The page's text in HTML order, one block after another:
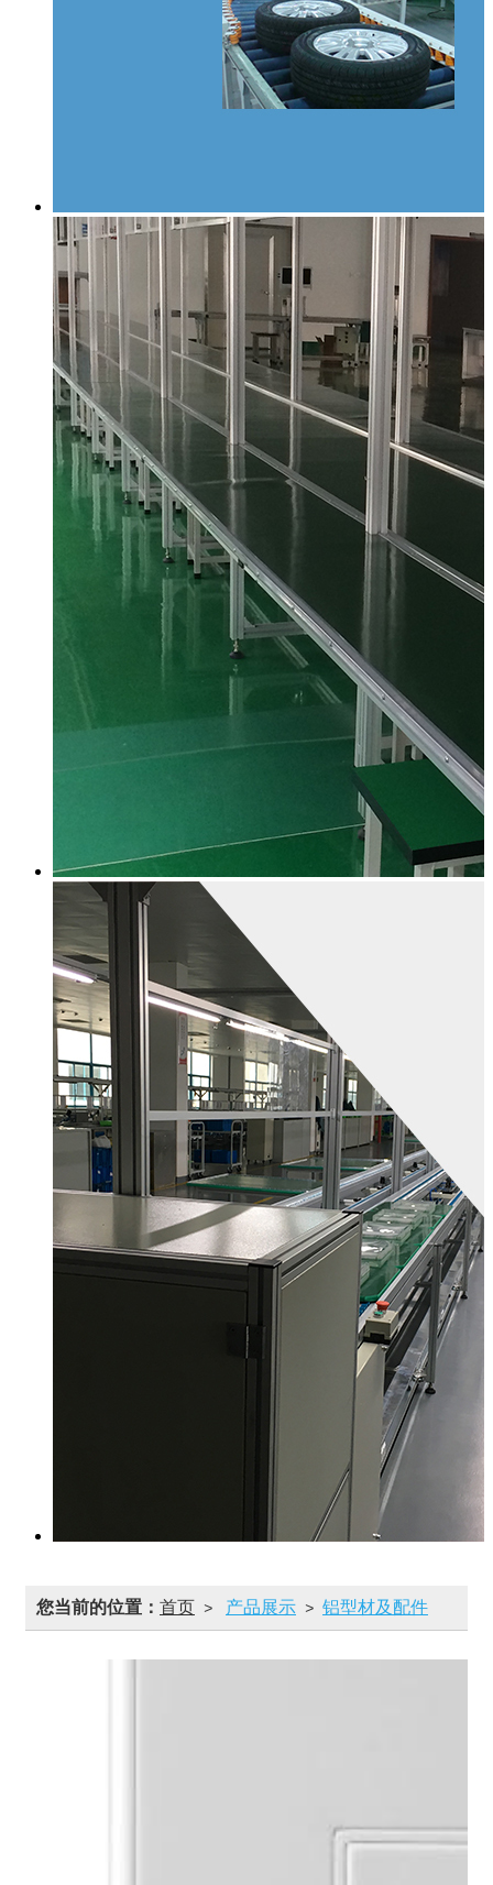
您当前的位置： 首页 > 产品展示 > 铝型材及配件